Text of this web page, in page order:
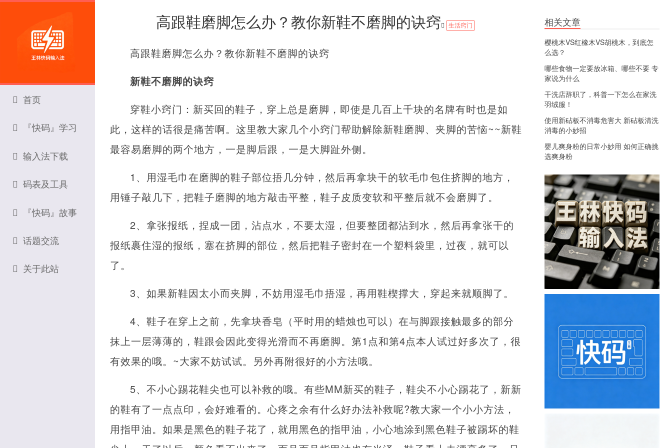
高跟鞋磨脚怎么办？教你新鞋不磨脚的诀窍 生活窍门
高跟鞋磨脚怎么办？教你新鞋不磨脚的诀窍
新鞋不磨脚的诀窍
穿鞋小窍门：新买回的鞋子，穿上总是磨脚，即使是几百上千块的名牌有时也是如
此，这样的话很是痛苦啊。这里教大家几个小窍门帮助解除新鞋磨脚、夹脚的苦恼~~新鞋
最容易磨脚的两个地方，一是脚后跟，一是大脚趾外侧。
1、用湿毛巾在磨脚的鞋子部位捂几分钟，然后再拿块干的软毛巾包住挤脚的地方，
用锤子敲几下，把鞋子磨脚的地方敲击平整，鞋子皮质变软和平整后就不会磨脚了。
2、拿张报纸，捏成一团，沾点水，不要太湿，但要整团都沾到水，然后再拿张干的
报纸裹住湿的报纸，塞在挤脚的部位，然后把鞋子密封在一个塑料袋里，过夜，就可以
了。
3、如果新鞋因太小而夹脚，不妨用湿毛巾捂湿，再用鞋楔撑大，穿起来就顺脚了。
4、鞋子在穿上之前，先拿块香皂（平时用的蜡烛也可以）在与脚跟接触最多的部分
抹上一层薄薄的，鞋跟会因此变得光滑而不再磨脚。第1点和第4点本人试过好多次了，很
有效果的哦。~大家不妨试试。另外再附很好的小方法哦。
5、不小心踢花鞋尖也可以补救的哦。有些MM新买的鞋子，鞋尖不小心踢花了，新新
的鞋有了一点点印，会好难看的。心疼之余有什么好办法补救呢?教大家一个小小方法，
用指甲油。如果是黑色的鞋子花了，就用黑色的指甲油，小心地涂到黑色鞋子被踢坏的鞋
首页
『快码』学习
输入法下载
码表及工具
『快码』故事
话题交流
关于此站
相关文章
樱桃木VS红橡木VS胡桃木，到底怎
么选？
哪些食物一定要放冰箱、哪些不要 专
家说为什么
干洗店辞职了，科普一下怎么在家洗
羽绒服！
使用新砧板不消毒危害大 新砧板清洗
消毒的小妙招
婴儿爽身粉的日常小妙用 如何正确挑
选爽身粉